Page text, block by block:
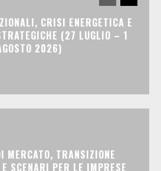
CRISI ENERGETICA E
(27 LUGLIO – 1
2026)
MERCATO, TRANSIZIONE
SCENARI PER LE IMPRESE